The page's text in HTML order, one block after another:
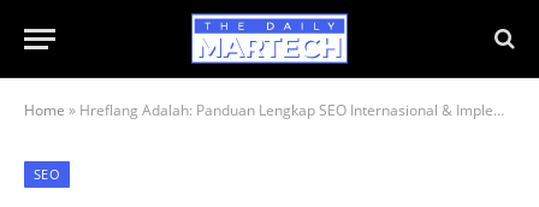
Home » Hreflang Adalah: Panduan Lengkap SEO Internasional & Implementasi Kode
SEO